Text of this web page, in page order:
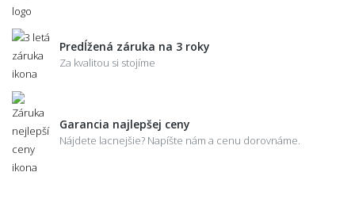
Predĺžená záruka na 3 roky
Za kvalitou si stojíme
Garancia najlepšej ceny
Nájdete lacnejšie? Napíšte nám a cenu dorovnáme.